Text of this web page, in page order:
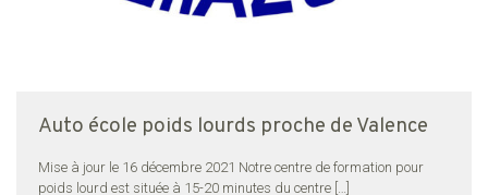
Auto école poids lourds proche de Valence
Mise à jour le 16 décembre 2021 Notre centre de formation pour
poids lourd est située à 15-20 minutes du centre